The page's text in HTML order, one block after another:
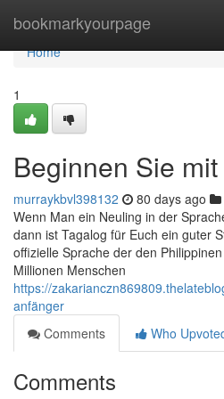
bookmarkyourpage
Home
Home
1
Beginnen Sie
murraykbvl398132 80 days ago
Wenn Man ein Neuling in der
dann ist Tagalog für Euch ein guter
offizielle Sprache der den
Millionen Menschen
https://
anfänger
Comments
Who
Comments